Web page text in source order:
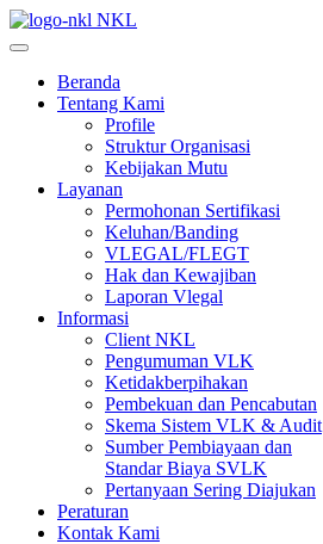
NKL
Beranda
Tentang Kami
Profile
Struktur Organisasi
Kebijakan Mutu
Layanan
Permohonan Sertifikasi
Keluhan/Banding
VLEGAL/FLEGT
Hak dan Kewajiban
Laporan Vlegal
Informasi
Client NKL
Pengumuman VLK
Ketidakberpihakan
Pembekuan dan Pencabutan
Skema Sistem VLK & Audit
Sumber Pembiayaan dan
Standar Biaya SVLK
Pertanyaan Sering Diajukan
Peraturan
Kontak Kami